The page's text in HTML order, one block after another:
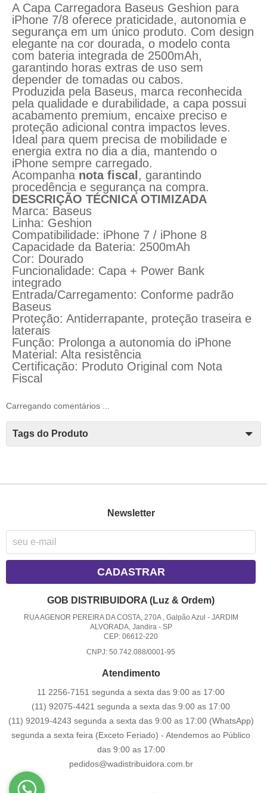
A Capa Carregadora Baseus Geshion para
iPhone 7/8 oferece praticidade, autonomia e
segurança em um único produto. Com design
elegante na cor dourada, o modelo conta
com bateria integrada de 2500mAh,
garantindo horas extras de uso sem
depender de tomadas ou cabos.
Produzida pela Baseus, marca reconhecida
pela qualidade e durabilidade, a capa possui
acabamento premium, encaixe preciso e
proteção adicional contra impactos leves.
Ideal para quem precisa de mobilidade e
energia extra no dia a dia, mantendo o
iPhone sempre carregado.
Acompanha nota fiscal , garantindo
procedência e segurança na compra.
DESCRIÇÃO TÉCNICA OTIMIZADA
Marca: Baseus
Linha: Geshion
Compatibilidade: iPhone 7 / iPhone 8
Capacidade da Bateria: 2500mAh
Cor: Dourado
Funcionalidade: Capa + Power Bank
integrado
Entrada/Carregamento: Conforme padrão
Baseus
Proteção: Antiderrapante, proteção traseira e
laterais
Função: Prolonga a autonomia do iPhone
Material: Alta resistência
Certificação: Produto Original com Nota
Fiscal
Carregando comentários ...
Tags do Produto
Newsletter
CADASTRAR
GOB DISTRIBUIDORA (Luz & Ordem)
RUA AGENOR PEREIRA DA COSTA, 270A , Galpão Azul - JARDIM
ALVORADA, Jandira- SP
CEP: 06612-220
CNPJ: 50.742.088/0001-95
Atendimento
11 2256-7151 segunda a sexta das 9:00 as 17:00
(11) 92075-4421 segunda a sexta das 9:00 as 17:00
(11) 92019-4243 segunda a sexta das 9:00 as 17:00 (WhatsApp)
segunda a sexta feira (Exceto Feriado) - Atendemos ao Público
das 9:00 as 17:00
pedidos@wadistribuidora.com.br